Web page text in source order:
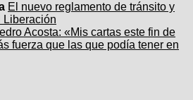
El nuevo reglamento de tránsito y
Liberación
Acosta: «Mis cartas este fin de
fuerza que las que podía tener en